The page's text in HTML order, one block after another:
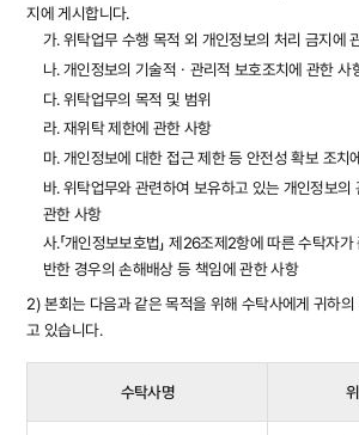
지에 게시합니다.
가. 위탁업무 수행 목적 외 개인정보의 처리 금지에
나. 개인정보의 기술적ㆍ관리적 보호조치에 관한 사
다. 위탁업무의 목적 및 범위
라. 재위탁 제한에 관한 사항
마. 개인정보에 대한 접근 제한 등 안전성 확보 조치
바. 위탁업무와 관련하여 보유하고 있는 개인정보
관한 사항
사.「개인정보보호법」 제26조제2항에 따른 수탁자
반한 경우의 손해배상 등 책임에 관한 사항
2) 본회는 다음과 같은 목적을 위해 수탁사에게 귀하
고 있습니다.
수탁사명